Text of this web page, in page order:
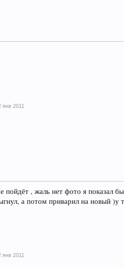
янв 2011
пойдёт , жаль нет фото я показал
а потом приварил на новый )у
янв 2011